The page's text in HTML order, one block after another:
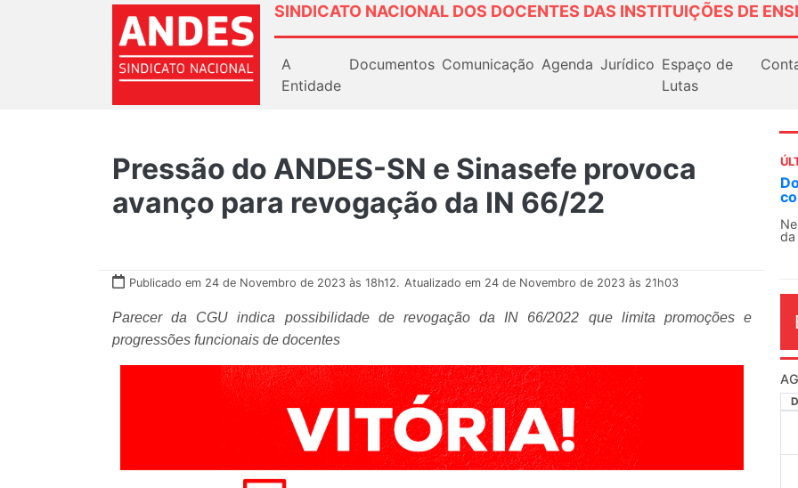
SINDICATO NACIONAL DOS DOCENTES DAS INSTITUIÇÕES DE
A
Entidade
Documentos Comunicação Agenda Jurídico Espaço de
Lutas
Pressão do ANDES-SN e Sinasefe provoca
avanço para revogação da IN 66/22
Publicado em 24 de Novembro de 2023 às 18h12. Atualizado em 24 de Novembro de 2023 às 21h03
Parecer da CGU indica possibilidade de revogação da IN 66/2022 que limita promoções e
progressões funcionais de docentes
Docentes paralisam novamente as atividades
contra as políticas de Milei na Argentina
O